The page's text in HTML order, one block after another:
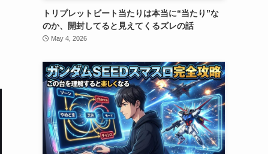
トリプレットビート当たりは本当に“当たり”な
のか、開封してると見えてくるズレの話
May 4, 2026